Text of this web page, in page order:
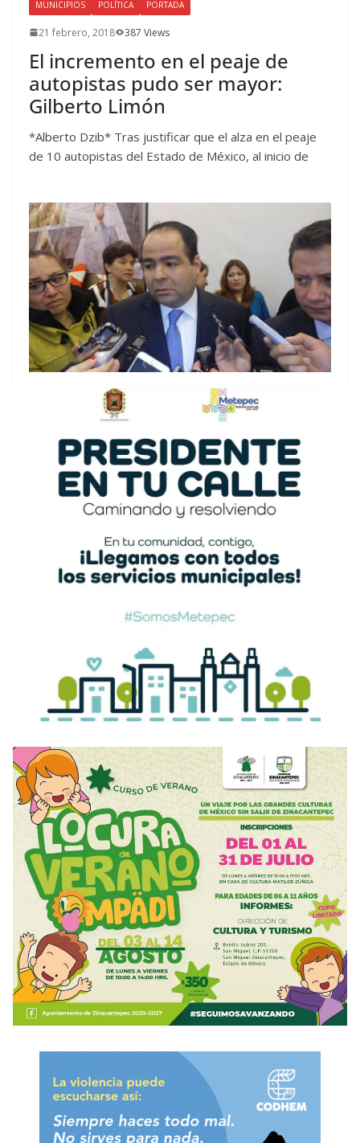
MUNICIPIOS POLÍTICA PORTADA
21 febrero, 2018 387 Views
El incremento en el peaje de
autopistas pudo ser mayor:
Gilberto Limón
*Alberto Dzib* Tras justificar que el alza en el peaje
de 10 autopistas del Estado de México, al inicio de